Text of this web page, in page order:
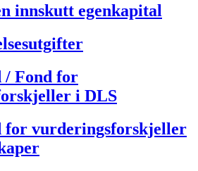
innskutt egenkapital
/ Fond for
i DLS
for vurderingsforskjeller